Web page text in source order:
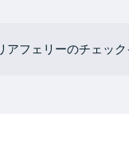
フェリーのチェッ